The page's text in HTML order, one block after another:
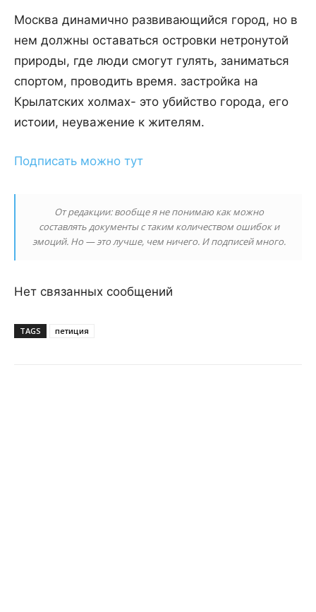
Москва динамично развивающийся город, но в
нем должны оставаться островки нетронутой
природы, где люди смогут гулять, заниматься
спортом, проводить время. застройка на
Крылатских холмах- это убийство города, его
истоии, неуважение к жителям.
Подписать можно тут
От редакции: вообще я не понимаю как можно
составлять документы с таким количеством ошибок и
эмоций. Но — это лучше, чем ничего. И подписей много.
Нет связанных сообщений
TAGS петиция